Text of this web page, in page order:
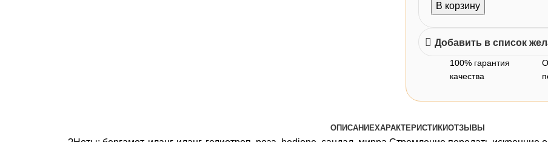
В корзину
Добавить в список
100% гарантия
качества
ОПИСАНИЕХАРАКТЕРИСТИКИОТЗЫВЫ